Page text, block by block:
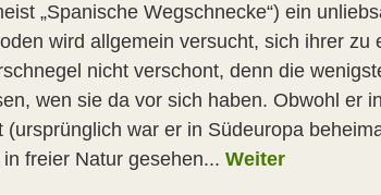
„Spanische Wegschnecke“) ein
wird allgemein versucht, sich ihrer zu
nicht verschont, denn die
wen sie da vor sich haben. Obwohl er
war er in Südeuropa
freier Natur gesehen... Weiter